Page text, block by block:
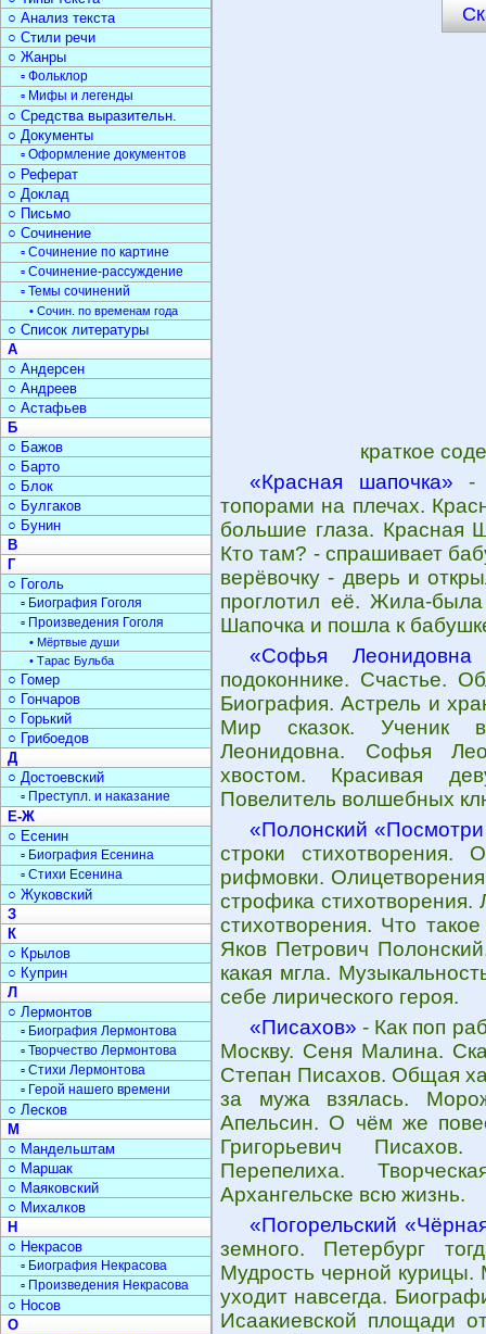
краткое
«Красная шапочка» -
топорами на плечах.
большие глаза. Красная
Кто там? - спрашивает
верёвочку - дверь и
проглотил её. Жила-
Шапочка и пошла к
«Софья Леонидовна
подоконнике. Счастье.
Биография. Астрель и
Мир сказок. Ученик
Леонидовна. Софья
хвостом. Красивая
Повелитель волшебных
«Полонский
строки стихотворения.
рифмовки.
строфика
стихотворения. Что
Яков Петрович
какая мгла.
себе лирического героя.
«Писахов» - Как поп
Москву. Сеня Малина.
Степан Писахов. Общая
за мужа взялась.
Апельсин. О чём же
Григорьевич
Перепелиха.
Архангельске всю жизнь.
«Погорельский
земного. Петербург
Мудрость черной
уходит навсегда.
Исаакиевской площади
○ Анализ текста
○ Стили речи
○ Жанры
▫ Фольклор
▫ Мифы и легенды
○ Средства выразительн.
○ Документы
▫ Оформление документов
○ Реферат
○ Доклад
○ Письмо
○ Сочинение
▫ Сочинение по картине
▫ Сочинение-рассуждение
▫ Темы сочинений
• Сочин. по временам года
○ Список литературы
А
○ Андерсен
○ Андреев
○ Астафьев
Б
○ Бажов
○ Барто
○ Блок
○ Булгаков
○ Бунин
В
Г
○ Гоголь
▫ Биография Гоголя
▫ Произведения Гоголя
• Мёртвые души
• Тарас Бульба
○ Гомер
○ Гончаров
○ Горький
○ Грибоедов
Д
○ Достоевский
▫ Преступл. и наказание
Е-Ж
○ Есенин
▫ Биография Есенина
▫ Стихи Есенина
○ Жуковский
З
К
○ Крылов
○ Куприн
Л
○ Лермонтов
▫ Биография Лермонтова
▫ Творчество Лермонтова
▫ Стихи Лермонтова
▫ Герой нашего времени
○ Лесков
М
○ Мандельштам
○ Маршак
○ Маяковский
○ Михалков
Н
○ Некрасов
▫ Биография Некрасова
▫ Произведения Некрасова
○ Носов
О